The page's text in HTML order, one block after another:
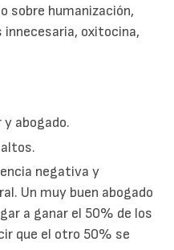
sobre humanización,
oxitocina,
abogado.
negativa y
Un muy buen abogado
a ganar el 50% de los
que el otro 50% se